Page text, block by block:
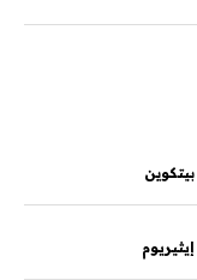
بيتكوين
إيثيريوم